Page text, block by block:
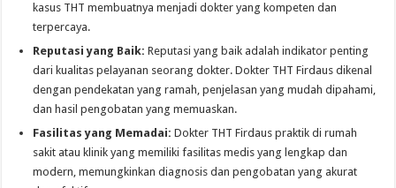
kasus THT membuatnya menjadi dokter yang kompeten dan
terpercaya.
Reputasi yang Baik: Reputasi yang baik adalah indikator penting
dari kualitas pelayanan seorang dokter. Dokter THT Firdaus dikenal
dengan pendekatan yang ramah, penjelasan yang mudah dipahami,
dan hasil pengobatan yang memuaskan.
Fasilitas yang Memadai: Dokter THT Firdaus praktik di rumah
sakit atau klinik yang memiliki fasilitas medis yang lengkap dan
modern, memungkinkan diagnosis dan pengobatan yang akurat